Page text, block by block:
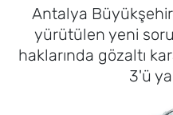
Antalya
yürütülen yeni
haklarında gözaltı
3'ü